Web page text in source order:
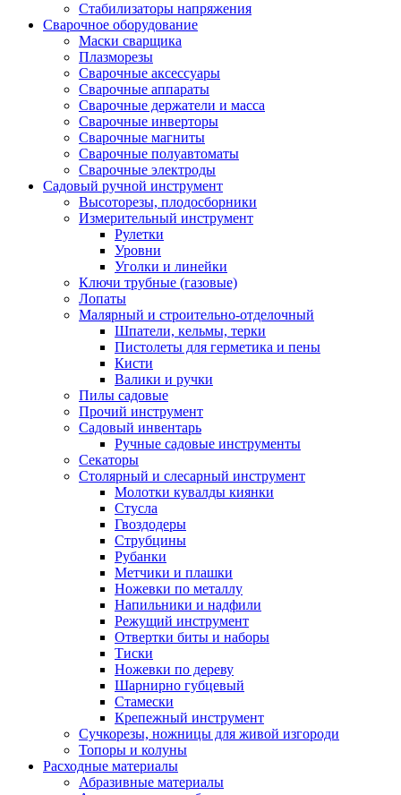
Стабилизаторы напряжения
Сварочное оборудование
Маски сварщика
Плазморезы
Сварочные аксессуары
Сварочные аппараты
Сварочные держатели и масса
Сварочные инверторы
Сварочные магниты
Сварочные полуавтоматы
Сварочные электроды
Садовый ручной инструмент
Высоторезы, плодосборники
Измерительный инструмент
Рулетки
Уровни
Уголки и линейки
Ключи трубные (газовые)
Лопаты
Малярный и строительно-отделочный
Шпатели, кельмы, терки
Пистолеты для герметика и пены
Кисти
Валики и ручки
Пилы садовые
Прочий инструмент
Садовый инвентарь
Ручные садовые инструменты
Секаторы
Столярный и слесарный инструмент
Молотки кувалды киянки
Стусла
Гвоздодеры
Струбцины
Рубанки
Метчики и плашки
Ножевки по металлу
Напильники и надфили
Режущий инструмент
Отвертки биты и наборы
Тиски
Ножевки по дереву
Шарнирно губцевый
Стамески
Крепежный инструмент
Сучкорезы, ножницы для живой изгороди
Топоры и колуны
Расходные материалы
Абразивные материалы